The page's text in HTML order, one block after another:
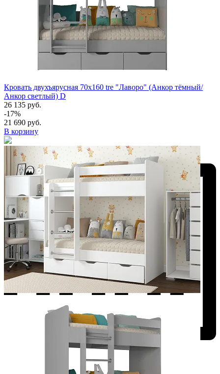
Кровать двухъярусная 70х160 tre "Лаворо" (Анкор тёмный/
Анкор светлый) D
26 135 руб.
-17%
21 690 руб.
В корзину